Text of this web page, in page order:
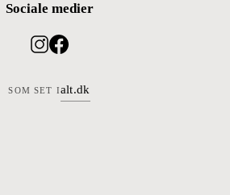
Sociale medier
SOM SET Ialt.dk